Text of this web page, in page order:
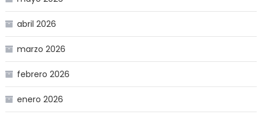
abril 2026
marzo 2026
febrero 2026
enero 2026